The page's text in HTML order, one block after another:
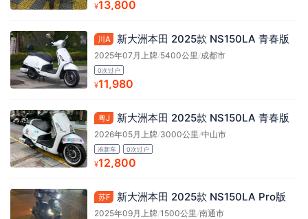
¥13,800
川A 新大洲本田 2025款 NS150LA 青春版
2025年07月上牌/5400公里/成都市
0次过户
¥11,980
粤J 新大洲本田 2025款 NS150LA 青春版
2026年05月上牌/3000公里 /中山市
准新车 0次过户
¥12,800
苏F 新大洲本田 2025款 NS150LA Pro版
2025年09月上牌/1500公里 /南通市